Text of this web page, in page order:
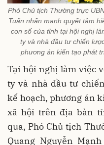
Phó Chủ tịch Thường trực
Tuấn nhấn mạnh quyết tâm
con số của tỉnh tại hội nghị
ty và nhà đầu tư chiến
phương án kiến tạo phát
Tại hội nghị làm việc
ty và nhà đầu tư
kế hoạch, phương án
xã hội trên địa bàn
qua, Phó Chủ tịch
Quang Nguyễn